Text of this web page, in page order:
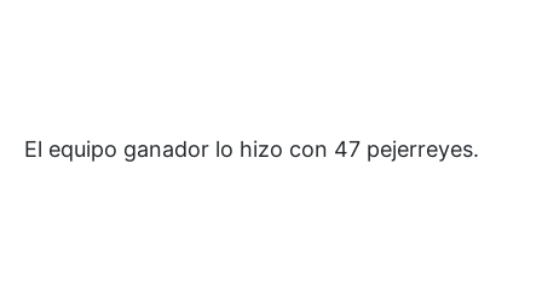
El equipo ganador lo hizo con 47 pejerreyes.